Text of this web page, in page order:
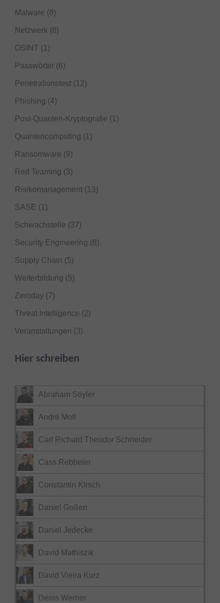
Malware (8)
Netzwerk (8)
OSINT (1)
Passwörter (6)
Penetrationstest (12)
Phishing (4)
Post-Quanten-Kryptografie (1)
Quantencomputing (1)
Ransomware (9)
Red Teaming (3)
Risikomanagement (13)
SASE (1)
Schwachstelle (37)
Security Engineering (8)
Supply Chain (5)
Weiterbildung (5)
Zeroday (7)
Threat Intelligence (2)
Veranstaltungen (3)
Hier schreiben
Abraham Söyler
André Moll
Carl Richard Theodor Schneider
Cass Rebbelin
Constantin Kirsch
Daniel Goßen
Daniel Jedecke
David Mathiszik
David Vieira Kurz
Denis Werner